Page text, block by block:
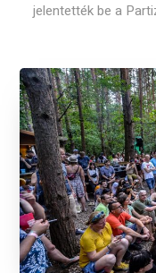
jelentették be a